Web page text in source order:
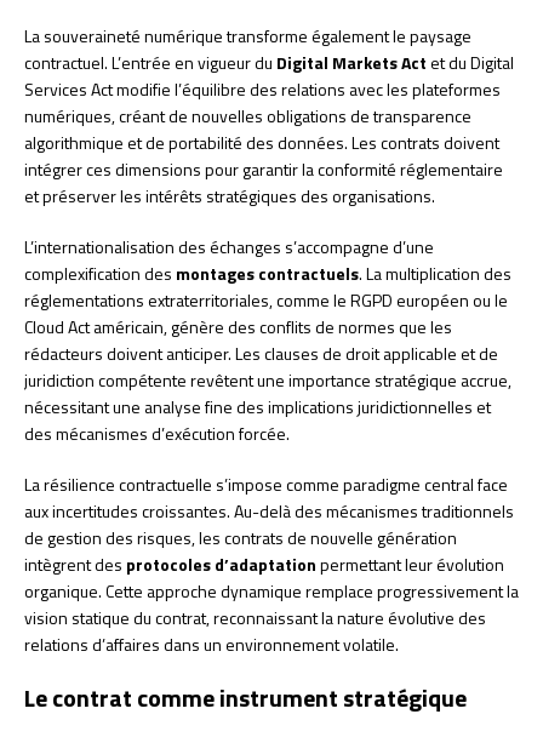
La souveraineté numérique transforme également le paysage
contractuel. L’entrée en vigueur du Digital Markets Actet du Digital
Services Act modifie l’équilibre des relations avec les plateformes
numériques, créant de nouvelles obligations de transparence
algorithmique et de portabilité des données. Les contrats doivent
intégrer ces dimensions pour garantir la conformité réglementaire
et préserver les intérêts stratégiques des organisations.
L’internationalisation des échanges s’accompagne d’une
complexification des montages contractuels. La multiplication des
réglementations extraterritoriales, comme le RGPD européen ou le
Cloud Act américain, génère des conflits de normes que les
rédacteurs doivent anticiper. Les clauses de droit applicable et de
juridiction compétente revêtent une importance stratégique accrue,
nécessitant une analyse fine des implications juridictionnelles et
des mécanismes d’exécution forcée.
La résilience contractuelle s’impose comme paradigme central face
aux incertitudes croissantes. Au-delà des mécanismes traditionnels
de gestion des risques, les contrats de nouvelle génération
intègrent des protocoles d’adaptationpermettant leur évolution
organique. Cette approche dynamique remplace progressivement la
vision statique du contrat, reconnaissant la nature évolutive des
relations d’affaires dans un environnement volatile.
Le contrat comme instrument stratégique